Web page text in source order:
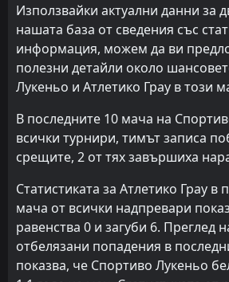
FT
23May
Куско
Атлетико Грау
01:00
Университарио де
FT
20:15
09May
Атлетико Грау
Сиенсиано
FT
20:15
02May
ADT
Атлетико Грау
20:30
26Apr
Атлетико Грау
Алианца Лима
Използвайки актуални данни за
нашата база от сведения със
информация, можем да ви
полезни детайли около
Лукеньо и Атлетико Грау в този
В последните 10 мача на
всички турнири, тимът записа
срещите, 2 от тях завършиха
Статистиката за Атлетико Грау в
мача от всички надпревари
равенства 0 и загуби 6. Преглед
отбелязани попадения в
показва, че Спортиво Лукеньо